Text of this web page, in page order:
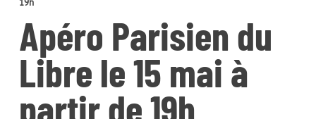
Apéro Parisien du
Libre le 15 mai à